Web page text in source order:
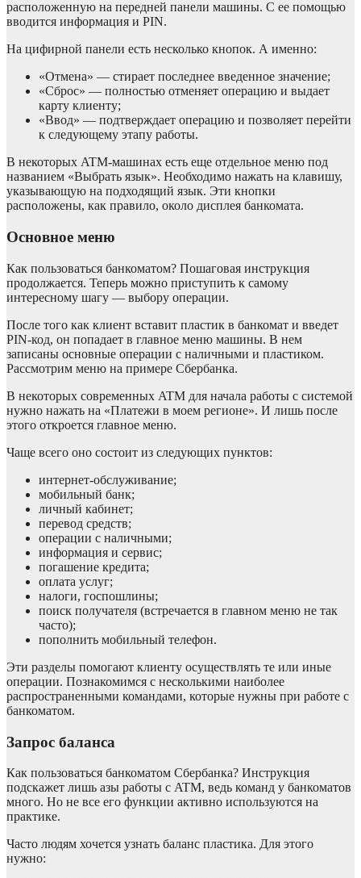
расположенную на передней панели машины. С ее помощью
вводится информация и PIN.
На цифирной панели есть несколько кнопок. А именно:
«Отмена» — стирает последнее введенное значение;
«Сброс» — полностью отменяет операцию и выдает
карту клиенту;
«Ввод» — подтверждает операцию и позволяет перейти
к следующему этапу работы.
В некоторых ATM-машинах есть еще отдельное меню под
названием «Выбрать язык». Необходимо нажать на клавишу,
указывающую на подходящий язык. Эти кнопки
расположены, как правило, около дисплея банкомата.
Основное меню
Как пользоваться банкоматом? Пошаговая инструкция
продолжается. Теперь можно приступить к самому
интересному шагу — выбору операции.
После того как клиент вставит пластик в банкомат и введет
PIN-код, он попадает в главное меню машины. В нем
записаны основные операции с наличными и пластиком.
Рассмотрим меню на примере Сбербанка.
В некоторых современных ATM для начала работы с системой
нужно нажать на «Платежи в моем регионе». И лишь после
этого откроется главное меню.
Чаще всего оно состоит из следующих пунктов:
интернет-обслуживание;
мобильный банк;
личный кабинет;
перевод средств;
операции с наличными;
информация и сервис;
погашение кредита;
оплата услуг;
налоги, госпошлины;
поиск получателя (встречается в главном меню не так
часто);
пополнить мобильный телефон.
Эти разделы помогают клиенту осуществлять те или иные
операции. Познакомимся с несколькими наиболее
распространенными командами, которые нужны при работе с
банкоматом.
Запрос баланса
Как пользоваться банкоматом Сбербанка? Инструкция
подскажет лишь азы работы с ATM, ведь команд у банкоматов
много. Но не все его функции активно используются на
практике.
Часто людям хочется узнать баланс пластика. Для этого
нужно: